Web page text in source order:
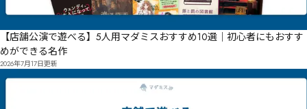
【店舗公演で遊べる】5人用マダミスおすすめ10選｜初心者にもおすす
めができる名作
2026年7月17日更新